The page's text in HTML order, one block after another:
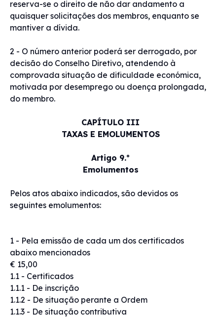
reserva-se o direito de não dar andamento a
quaisquer solicitações dos membros, enquanto se
mantiver a dívida.
2 - O número anterior poderá ser derrogado, por
decisão do Conselho Diretivo, atendendo à
comprovada situação de dificuldade económica,
motivada por desemprego ou doença prolongada,
do membro.
CAPÍTULO III
TAXAS E EMOLUMENTOS
Artigo 9.º
Emolumentos
Pelos atos abaixo indicados, são devidos os
seguintes emolumentos:
1 - Pela emissão de cada um dos certificados
abaixo mencionados
€ 15,00
1.1 - Certificados
1.1.1 - De inscrição
1.1.2 - De situação perante a Ordem
1.1.3 - De situação contributiva